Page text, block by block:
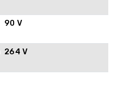
90 V
264 V